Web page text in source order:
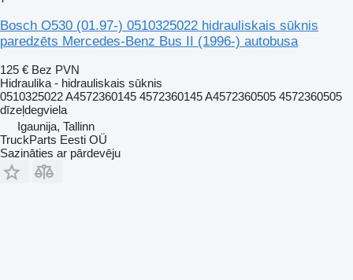
Bosch O530 (01.97-) 0510325022 hidrauliskais sūknis
paredzēts Mercedes-Benz Bus II (1996-) autobusa
125 € Bez PVN
Hidraulika - hidrauliskais sūknis
0510325022 A4572360145 4572360145 A4572360505 4572360505
dīzeļdegviela
Igaunija, Tallinn
TruckParts Eesti OÜ
Sazināties ar pārdevēju